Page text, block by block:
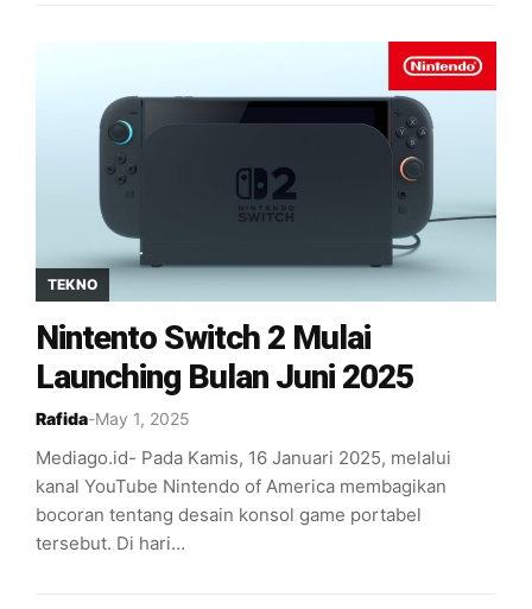
TEKNO
Nintento Switch 2 Mulai
Launching Bulan Juni 2025
Rafida-May 1, 2025
Mediago.id- Pada Kamis, 16 Januari 2025, melalui
kanal YouTube Nintendo of America membagikan
bocoran tentang desain konsol game portabel
tersebut. Di hari…